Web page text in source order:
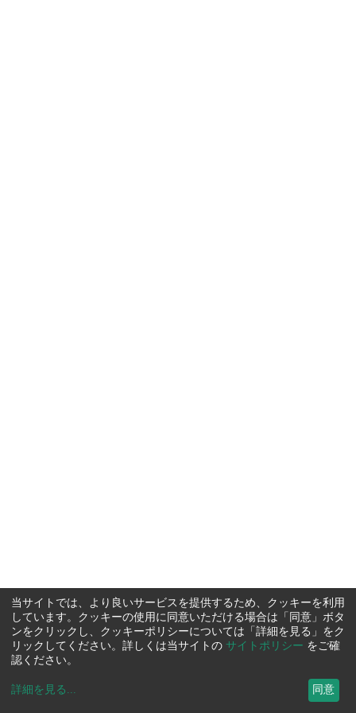
当サイトでは、より良いサービスを提供するため、クッキーを利用
しています。クッキーの使用に同意いただける場合は「同意」ボタ
ンをクリックし、クッキーポリシーについては「詳細を見る」をク
リックしてください。詳しくは当サイトの サイトポリシー をご確
認ください。
詳細を見る ... 同意